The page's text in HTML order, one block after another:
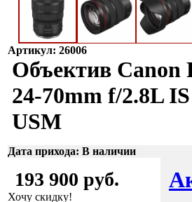
Артикул: 26006
Объектив Canon
24-70mm f/2.8L IS
USM
Дата прихода: В наличии
193 900 руб.
Хочу скидку!